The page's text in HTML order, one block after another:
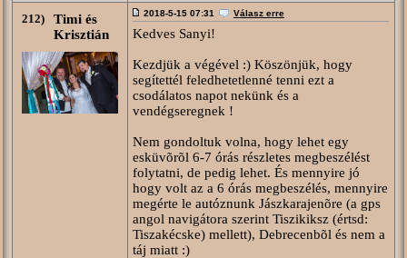
212)
Timi és
Krisztián
2018-5-15 07:31 Válasz erre
Kedves Sanyi!
Kezdjük a végével :) Köszönjük, hogy
segítettél feledhetetlenné tenni ezt a
csodálatos napot nekünk és a
vendégseregnek !
Nem gondoltuk volna, hogy lehet egy
esküvõrõl 6-7 órás részletes megbeszélést
folytatni, de pedig lehet. És mennyire jó
hogy volt az a 6 órás megbeszélés, mennyire
megérte le autóznunk Jászkarajenõre (a gps
angol navigátora szerint Tiszikiksz (értsd:
Tiszakécske) mellett), Debrecenbõl és nem a
táj miatt :)